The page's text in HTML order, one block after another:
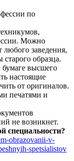
по
Можно
любого заведения,
образца.
бумаге высшего
настоящие
от оригиналов.
печатями и
не возникнет.
специальности?
obrazovanii-v-
spetsialistov